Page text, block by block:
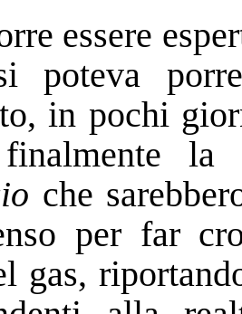
essere
poteva
in pochi
finalmente
che
per far
gas,